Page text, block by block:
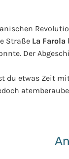
Straße La Farola
Der
du etwas Zeit